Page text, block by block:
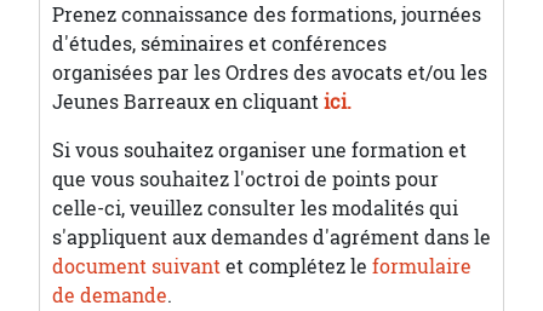
Prenez connaissance des formations, journées
d'études, séminaires et conférences
organisées par les Ordres des avocats et/ou les
Jeunes Barreaux en cliquantici.
Si vous souhaitez organiser une formation et
que vous souhaitez l'octroi de points pour
celle-ci, veuillez consulter les modalités qui
s'appliquent aux demandes d'agrément dans le
document suivantet complétez le formulaire
de demande.